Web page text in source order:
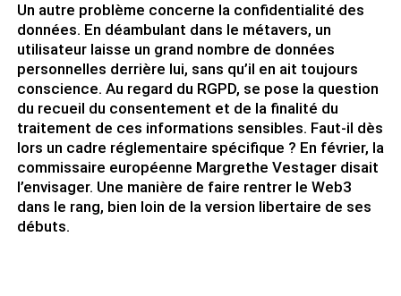
Un autre problème concerne la confidentialité des
données. En déambulant dans le métavers, un
utilisateur laisse un grand nombre de données
personnelles derrière lui, sans qu’il en ait toujours
conscience. Au regard du RGPD, se pose la question
du recueil du consentement et de la finalité du
traitement de ces informations sensibles. Faut-il dès
lors un cadre réglementaire spécifique ? En février, la
commissaire européenne Margrethe Vestager disait
l’envisager. Une manière de faire rentrer le Web3
dans le rang, bien loin de la version libertaire de ses
débuts.